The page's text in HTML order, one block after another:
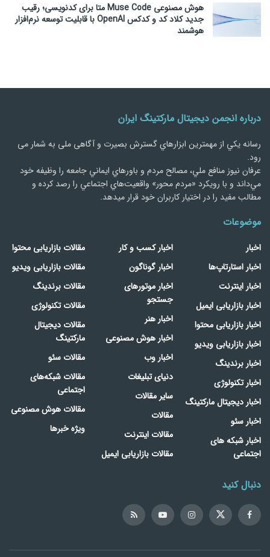
هوش مصنوعی Muse Code متا برای کدنویسی؛ رقیب
جدید کلاد کد و کدکس OpenAI با قابلیت توسعه نرم‌افزار
هوشمند
درباره انجمن دیجیتال مارکتینگ ایران
رسانه يكي از مهمترین ابزارهاي گسترش بصیرت و آگاهی ملی به شمار می
رود.
عرفان نیوز منافع ملي، مصالح مردم و باورهاي ايماني جامعه را وظيفه خود
مي‌داند و با رويكرد «مردم‌ محور» واقعيت‌هاي اجتماعي را رصد کرده و
مطالب مفید را در اختیار کاربران خود قرار میدهد.
موضوعات
اخبار
اخبار استارتاپ‌ها
اخبار اینترنت
اخبار بازاریابی ایمیل
اخبار بازاریابی محتوا
اخبار بازاریابی ویدیو
اخبار برندینگ
اخبار تکنولوژی
اخبار دیجیتال مارکتینگ
اخبار سئو
اخبار شبکه های
اجتماعی
اخبار کسب و کار
اخبار گوناگون
اخبار موتورهای
جستجو
اخبار هنر
اخبار هوش مصنوعی
اخبار وب
دنیای تبلیغات
سایر مقالات
مقالات
مقالات اینترنت
مقالات بازاریابی ایمیل
مقالات بازاریابی محتوا
مقالات بازاریابی ویدیو
مقالات برندینگ
مقالات تکنولوژی
مقالات دیجیتال
مارکتینگ
مقالات سئو
مقالات شبکه‌های
اجتماعی
مقالات هوش مصنوعی
ویژه خبرها
دنبال کنید